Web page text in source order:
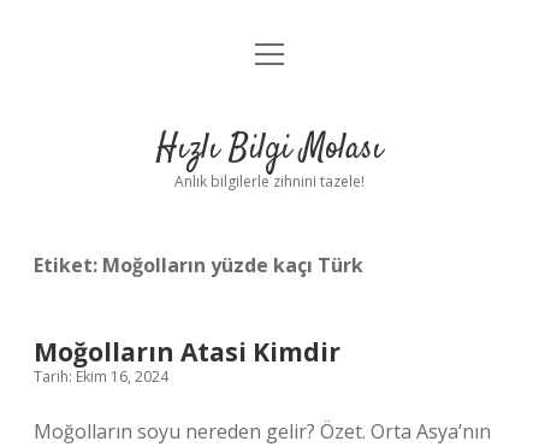
Anasayfa
Yasal Uyarı
menüyü
Hızlı Bilgi Molası
Anlık bilgilerle zihnini tazele!
Etiket: Moğolların yüzde kaçı Türk
Moğolların Atasi Kimdir
Tarih: Ekim 16, 2024
Moğolların soyu nereden gelir? Özet. Orta Asya’nın